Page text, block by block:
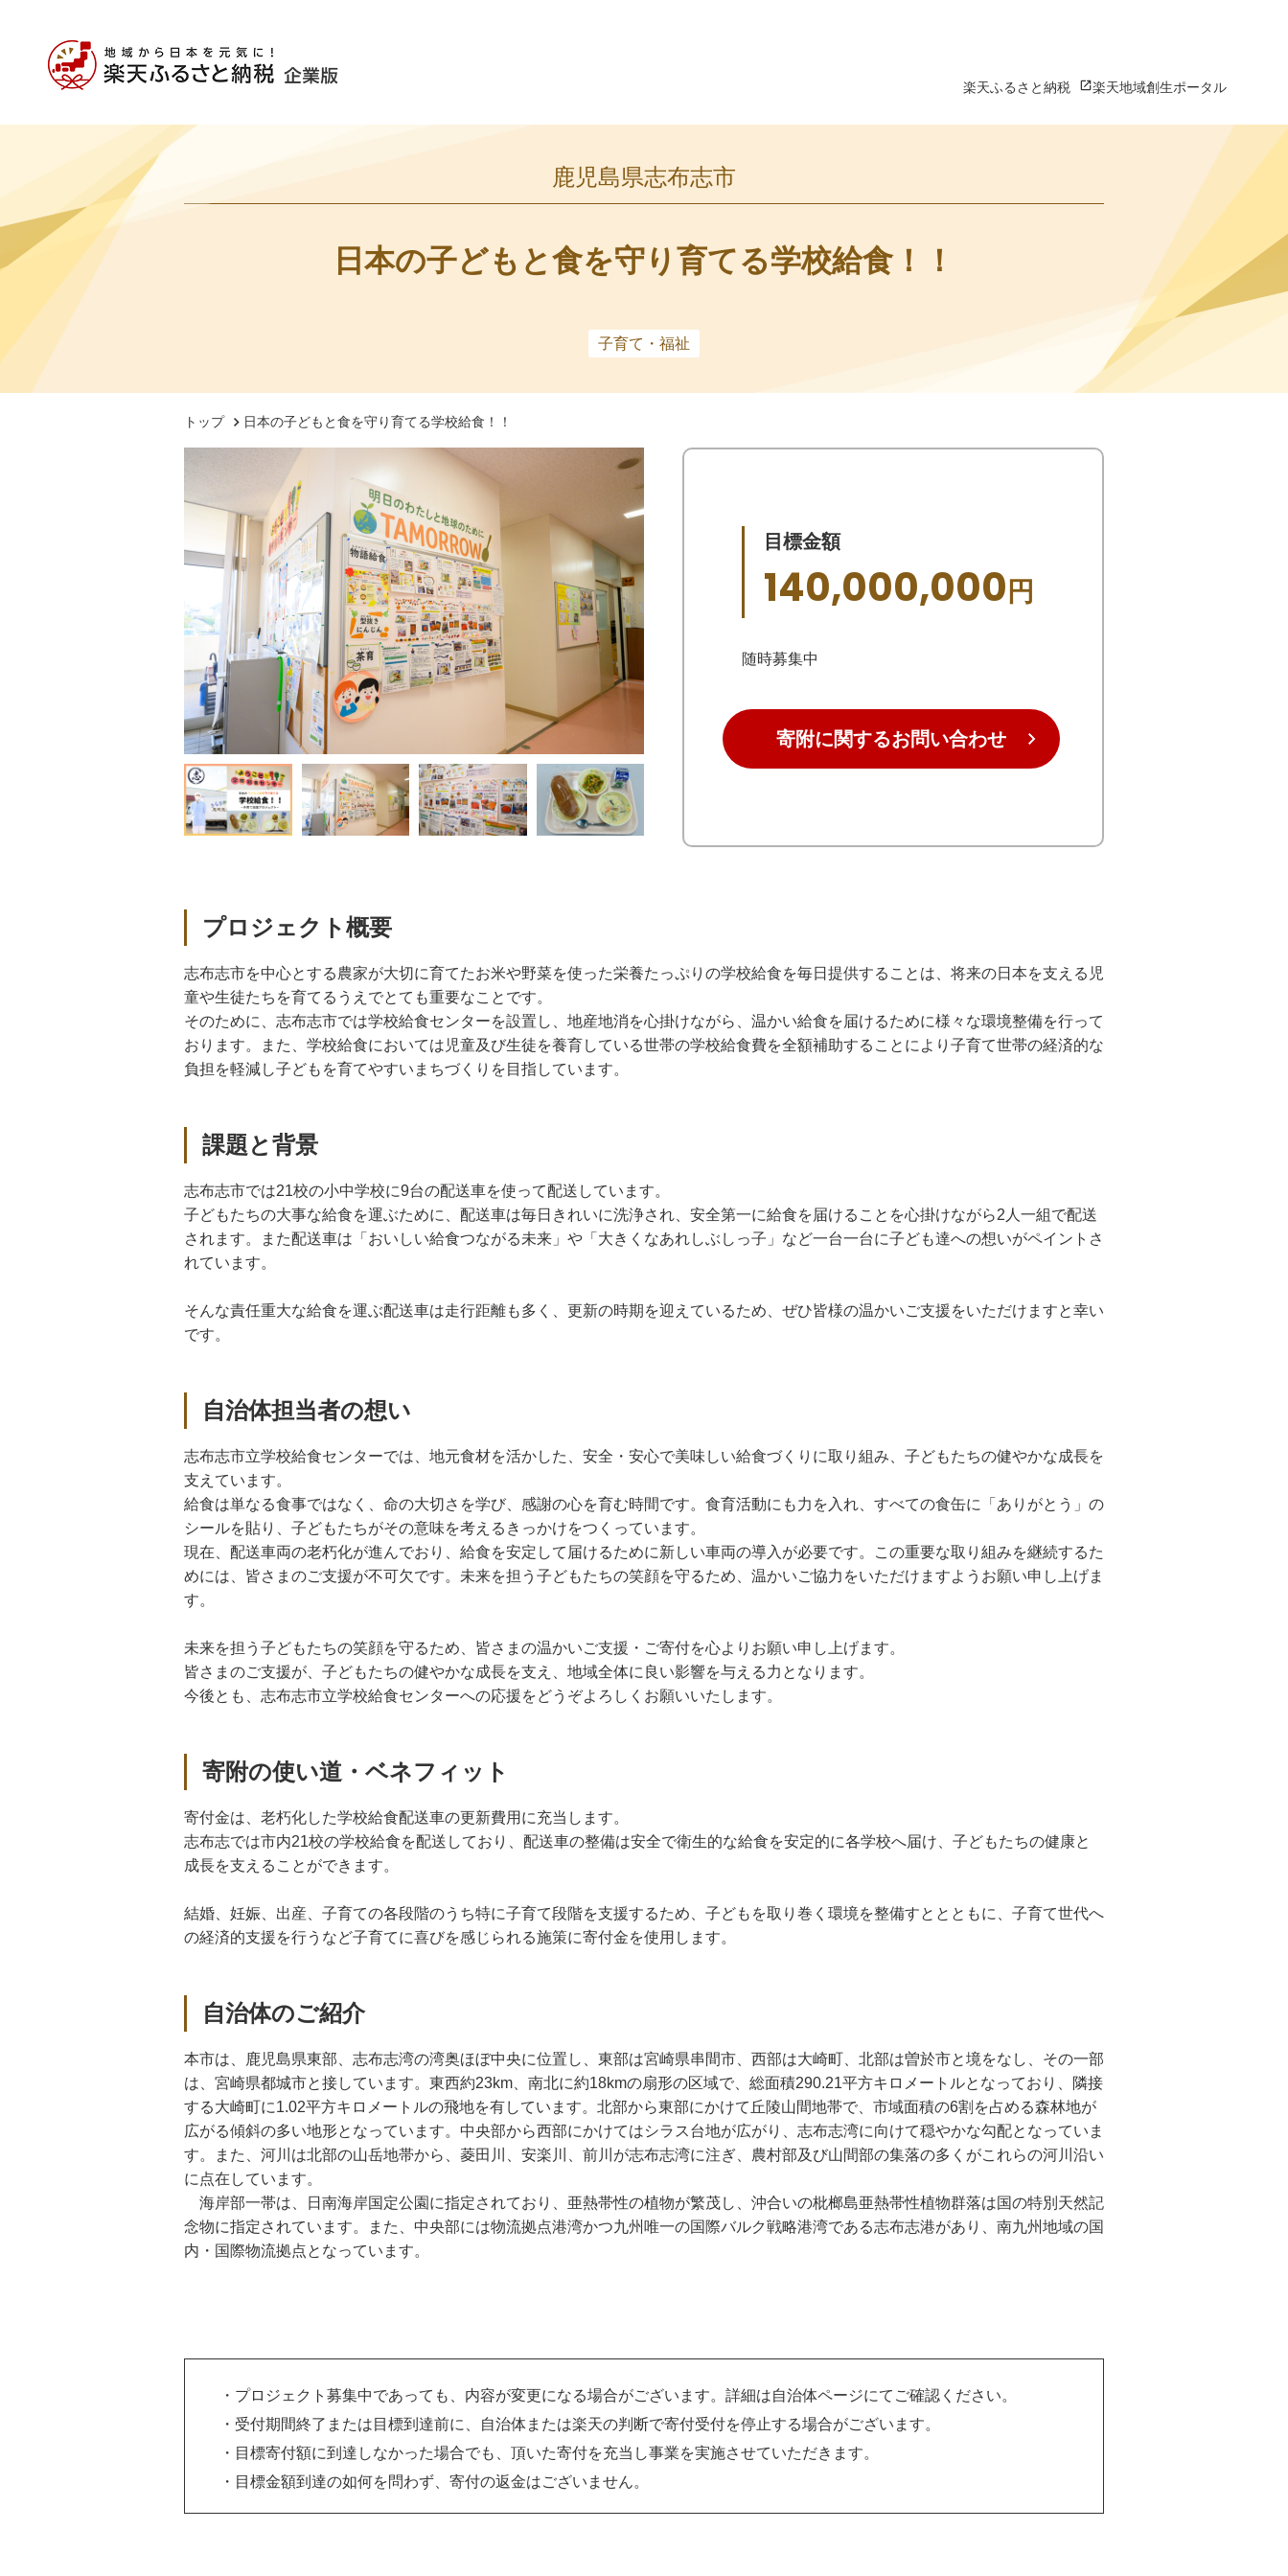
楽天ふるさと納税 楽天地域創生ポータル
鹿児島県志布志市
日本の子どもと食を守り育てる学校給食！！
子育て・福祉
トップ 日本の子どもと食を守り育てる学校給食！！
目標金額
140,000,000 円
随時募集中
寄附に関するお問い合わせ
プロジェクト概要
志布志市を中心とする農家が大切に育てたお米や野菜を使った栄養たっぷりの学校給食を毎日提供することは、将来の日本を支える児
童や生徒たちを育てるうえでとても重要なことです。
そのために、志布志市では学校給食センターを設置し、地産地消を心掛けながら、温かい給食を届けるために様々な環境整備を行って
おります。また、学校給食においては児童及び生徒を養育している世帯の学校給食費を全額補助することにより子育て世帯の経済的な
負担を軽減し子どもを育てやすいまちづくりを目指しています。
課題と背景
志布志市では21校の小中学校に9台の配送車を使って配送しています。
子どもたちの大事な給食を運ぶために、配送車は毎日きれいに洗浄され、安全第一に給食を届けることを心掛けながら2人一組で配送
されます。また配送車は「おいしい給食つながる未来」や「大きくなあれしぶしっ子」など一台一台に子ども達への想いがペイントさ
れています。
そんな責任重大な給食を運ぶ配送車は走行距離も多く、更新の時期を迎えているため、ぜひ皆様の温かいご支援をいただけますと幸い
です。
自治体担当者の想い
志布志市立学校給食センターでは、地元食材を活かした、安全・安心で美味しい給食づくりに取り組み、子どもたちの健やかな成長を
支えています。
給食は単なる食事ではなく、命の大切さを学び、感謝の心を育む時間です。食育活動にも力を入れ、すべての食缶に「ありがとう」の
シールを貼り、子どもたちがその意味を考えるきっかけをつくっています。
現在、配送車両の老朽化が進んでおり、給食を安定して届けるために新しい車両の導入が必要です。この重要な取り組みを継続するた
めには、皆さまのご支援が不可欠です。未来を担う子どもたちの笑顔を守るため、温かいご協力をいただけますようお願い申し上げま
す。
未来を担う子どもたちの笑顔を守るため、皆さまの温かいご支援・ご寄付を心よりお願い申し上げます。
皆さまのご支援が、子どもたちの健やかな成長を支え、地域全体に良い影響を与える力となります。
今後とも、志布志市立学校給食センターへの応援をどうぞよろしくお願いいたします。
寄附の使い道・ベネフィット
寄付金は、老朽化した学校給食配送車の更新費用に充当します。
志布志では市内21校の学校給食を配送しており、配送車の整備は安全で衛生的な給食を安定的に各学校へ届け、子どもたちの健康と
成長を支えることができます。
結婚、妊娠、出産、子育ての各段階のうち特に子育て段階を支援するため、子どもを取り巻く環境を整備すととともに、子育て世代へ
の経済的支援を行うなど子育てに喜びを感じられる施策に寄付金を使用します。
自治体のご紹介
本市は、鹿児島県東部、志布志湾の湾奥ほぼ中央に位置し、東部は宮崎県串間市、西部は大崎町、北部は曽於市と境をなし、その一部
は、宮崎県都城市と接しています。東西約23km、南北に約18kmの扇形の区域で、総面積290.21平方キロメートルとなっており、隣接
する大崎町に1.02平方キロメートルの飛地を有しています。北部から東部にかけて丘陵山間地帯で、市域面積の6割を占める森林地が
広がる傾斜の多い地形となっています。中央部から西部にかけてはシラス台地が広がり、志布志湾に向けて穏やかな勾配となっていま
す。また、河川は北部の山岳地帯から、菱田川、安楽川、前川が志布志湾に注ぎ、農村部及び山間部の集落の多くがこれらの河川沿い
に点在しています。
海岸部一帯は、日南海岸国定公園に指定されており、亜熱帯性の植物が繁茂し、沖合いの枇榔島亜熱帯性植物群落は国の特別天然記
念物に指定されています。また、中央部には物流拠点港湾かつ九州唯一の国際バルク戦略港湾である志布志港があり、南九州地域の国
内・国際物流拠点となっています。
プロジェクト募集中であっても、内容が変更になる場合がございます。詳細は自治体ページにてご確認ください。
受付期間終了または目標到達前に、自治体または楽天の判断で寄付受付を停止する場合がございます。
目標寄付額に到達しなかった場合でも、頂いた寄付を充当し事業を実施させていただきます。
目標金額到達の如何を問わず、寄付の返金はございません。